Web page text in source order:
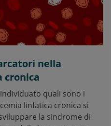
nella
cronica
quali sono i
linfatica cronica si
la sindrome di